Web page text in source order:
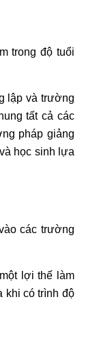
trong độ tuổi
lập và trường
tất cả các
pháp giảng
học sinh lựa
các trường
lợi thế làm
khi có trình độ